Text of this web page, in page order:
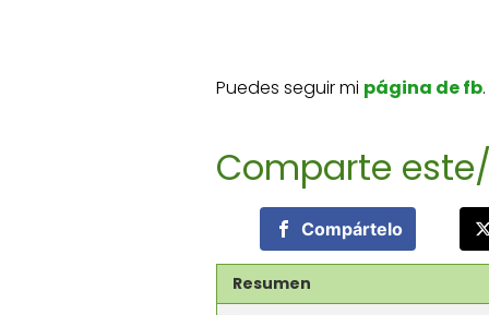
Puedes seguir mi página de fb.
Comparte
Compártelo
Resumen